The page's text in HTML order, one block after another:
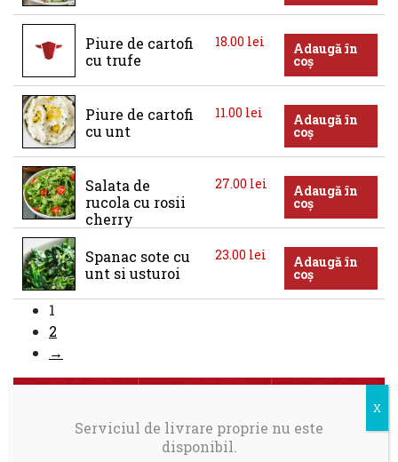
Piure de cartofi
cu trufe
18.00 lei Adaugă în
coș
Piure de cartofi
cu unt
11.00 lei Adaugă în
coș
Salata de
rucola cu rosii
cherry
27.00 lei Adaugă în
coș
Spanac sote cu
unt si usturoi
23.00 lei Adaugă în
coș
1
2
→
Creaza-ti cont pentru a tine o evidenta asupra
Serviciul de livrare proprie nu este
disponibil.